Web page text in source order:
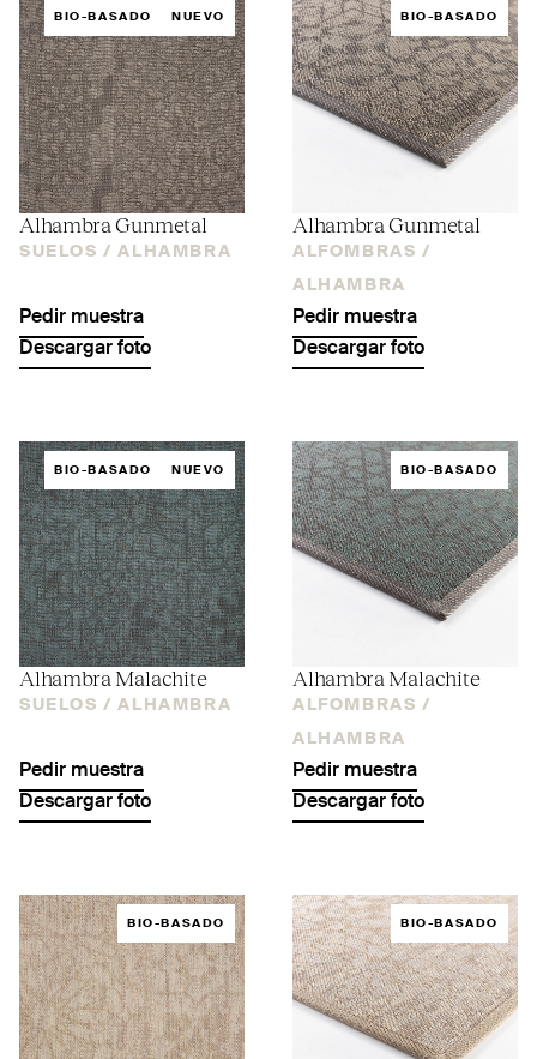
BIO-BASADO NUEVO
Alhambra Gunmetal
SUELOS / ALHAMBRA
Pedir muestra
Descargar foto
BIO-BASADO
Alhambra Gunmetal
ALFOMBRAS /
ALHAMBRA
Pedir muestra
Descargar foto
BIO-BASADO NUEVO
Alhambra Malachite
SUELOS / ALHAMBRA
Pedir muestra
Descargar foto
BIO-BASADO
Alhambra Malachite
ALFOMBRAS /
ALHAMBRA
Pedir muestra
Descargar foto
BIO-BASADO BIO-BASADO